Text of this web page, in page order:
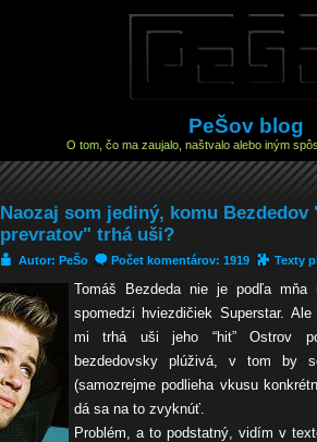
PeŠov blog
O tom, čo ma zaujalo, naštvalo alebo iným
Naozaj som jediný, komu
prevratov" trhá uši?
Autor: PeŠo Počet komentárov: 1919 Texty
Tomáš Bezdeda nie je podľa mňa
spomedzi hviezdičiek Superstar.
mi trhá uši jeho “hit” Ostrov
bezdedovsky plúživá, v tom by
(samozrejme podlieha vkusu
dá sa na to zvyknúť.
Problém, a to podstatný, vidím v